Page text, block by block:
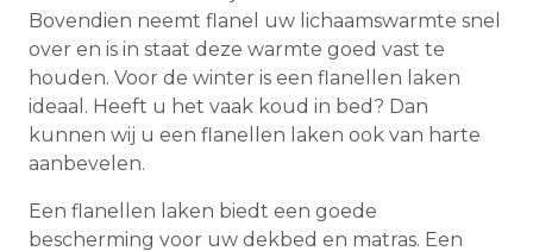
Bovendien neemt flanel uw lichaamswarmte snel
over en is in staat deze warmte goed vast te
houden. Voor de winter is een flanellen laken
ideaal. Heeft u het vaak koud in bed? Dan
kunnen wij u een flanellen laken ook van harte
aanbevelen.
Een flanellen laken biedt een goede
bescherming voor uw dekbed en matras. Een